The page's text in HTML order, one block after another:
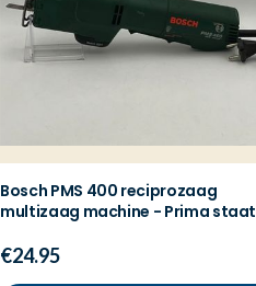
Bosch PMS 400 reciprozaag
multizaag machine - Prima staat
€24.95